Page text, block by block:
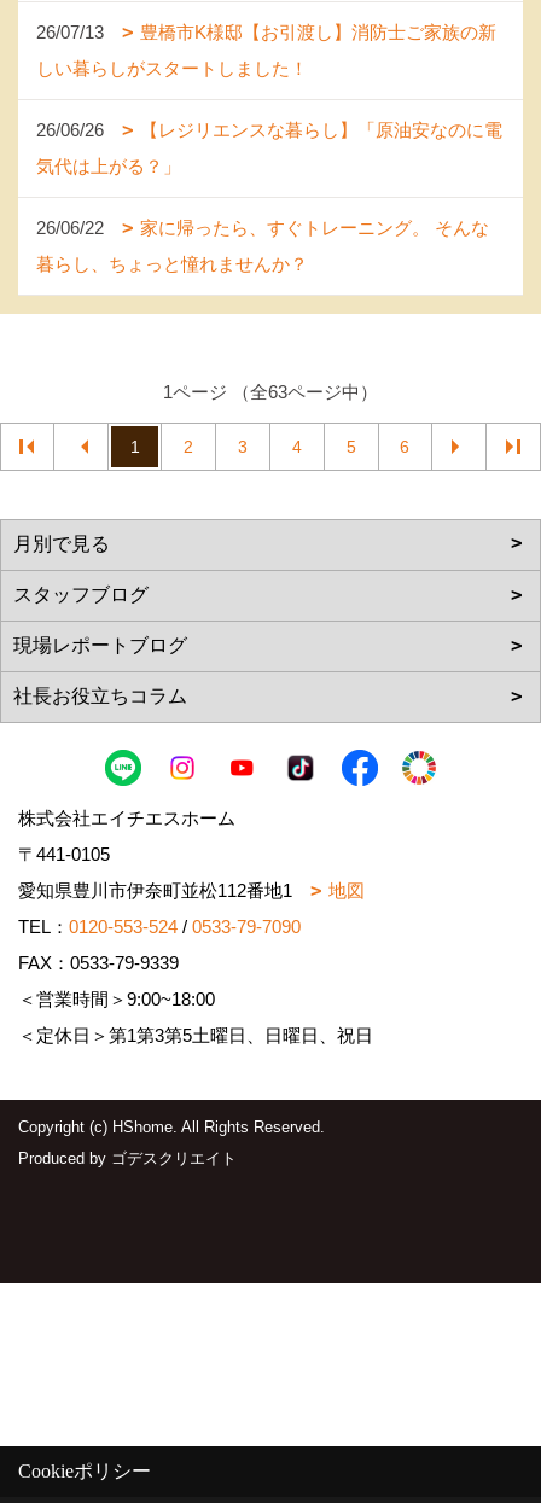
26/07/13
豊橋市K様邸【お引渡し】消防士ご家族の新
しい暮らしがスタートしました！
26/06/26
【レジリエンスな暮らし】「原油安なのに電
気代は上がる？」
26/06/22
家に帰ったら、すぐトレーニング。 そんな
暮らし、ちょっと憧れませんか？
1ページ （全63ページ中）
1 2 3 4 5 6
株式会社エイチエスホーム
〒441-0105
愛知県豊川市伊奈町並松112番地1
地図
TEL： 0120-553-524 / 0533-79-7090
FAX：0533-79-9339
＜営業時間＞9:00~18:00
＜定休日＞第1第3第5土曜日、日曜日、祝日
Copyright (c) HShome. All Rights Reserved.
Produced by ゴデスクリエイト
Cookieポリシー